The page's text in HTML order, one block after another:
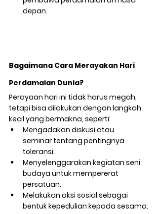
depan.
Bagaimana Cara Merayakan Hari
Perdamaian Dunia?
Perayaan hari ini tidak harus megah,
tetapi bisa dilakukan dengan langkah
kecil yang bermakna, seperti:
Mengadakan diskusi atau
seminar tentang pentingnya
toleransi.
Menyelenggarakan kegiatan seni
budaya untuk mempererat
persatuan.
Melakukan aksi sosial sebagai
bentuk kepedulian kepada sesama.